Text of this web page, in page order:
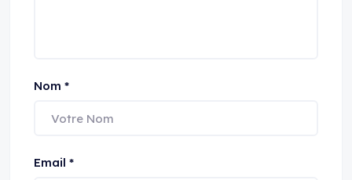
Nom *
Email *